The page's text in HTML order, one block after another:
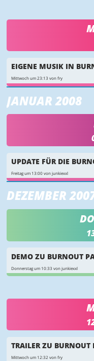
EIGENE MUSIK IN
Mittwoch um 23:13 von fry
JANUAR 2008
UPDATE FÜR DIE
Freitag um 13:00 von junkiexxl
DEZEMBER
DEMO ZU BURNOUT
Donnerstag um 10:33 von junkiexxl
TRAILER ZU BURNOUT
Mittwoch um 12:32 von fry